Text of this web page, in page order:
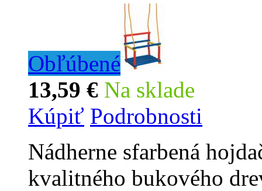
Obľúbené
13,59 € Na sklade
Kúpiť Podrobnosti
Nádherne sfarbená
kvalitného bukového